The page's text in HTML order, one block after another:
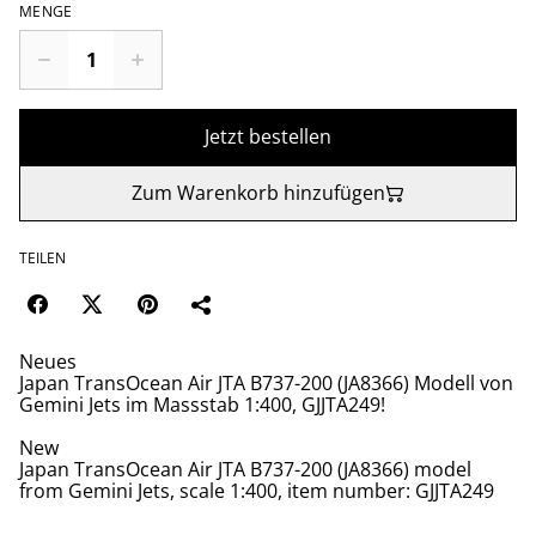
MENGE
Jetzt bestellen
Zum Warenkorb hinzufügen
TEILEN
Neues
Japan TransOcean Air JTA B737-200 (JA8366) Modell von
Gemini Jets im Massstab 1:400, GJJTA249!
New
Japan TransOcean Air JTA B737-200 (JA8366) model
from Gemini Jets, scale 1:400, item number: GJJTA249